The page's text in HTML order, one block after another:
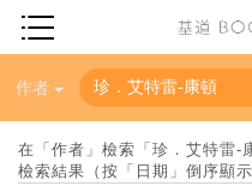
神學／教義
聖經
作者
在「作者」檢索「珍．艾特雷-
檢索結果（按「日期」倒序顯示